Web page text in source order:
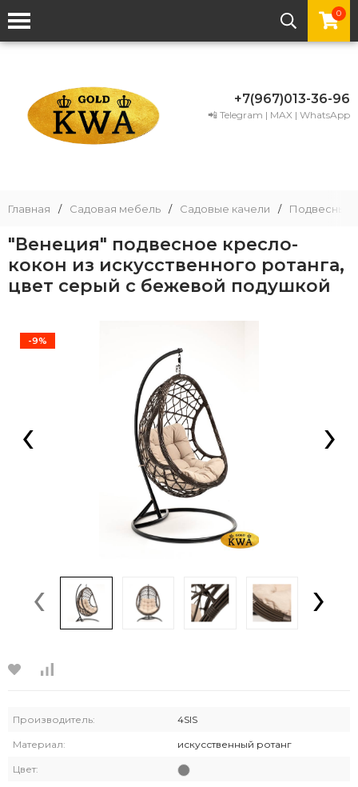
0
+7(967)013-36-96
📲 Telegram | MAX | WhatsApp
Главная / Садовая мебель / Садовые качели / Подвесные
"Венеция" подвесное кресло-
кокон из искусственного ротанга,
цвет серый с бежевой подушкой
-9%
‹ ›
‹ ›
Производитель: 4SIS
Материал: искусственный ротанг
Цвет: